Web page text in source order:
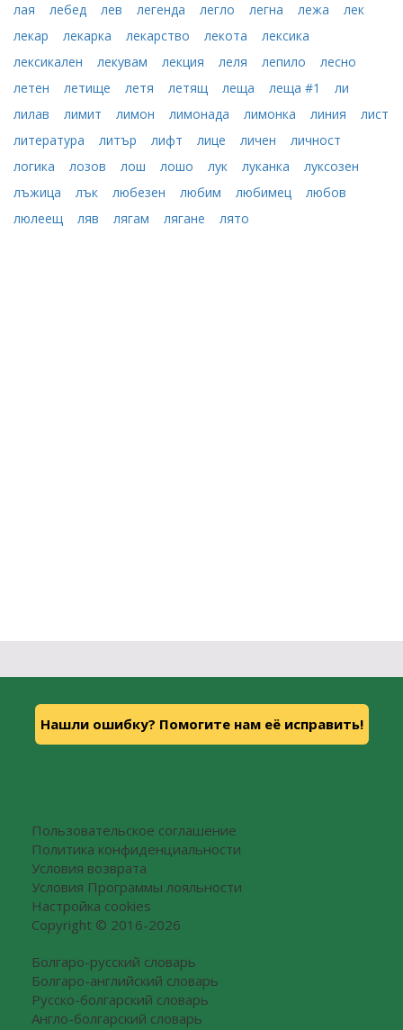
лая
лебед лев легенда легло легна лежа
лек
лекар
лекарка лекарство лекота
лексика
лексикален
лекувам лекция леля лепило
лесно
летен
летище летя летящ леща леща #1
ли
лилав
лимит лимон лимонада лимонка линия
лист
литература
литър лифт лице личен
личност
логика
лозов лош лошо лук луканка
луксозен
лъжица
лък любезен любим любимец
любов
люлеещ
ляв лягам лягане лято
Нашли ошибку? Помогите нам её исправить!
Пользовательское соглашение
Политика конфиденциальности
Условия возврата
Условия Программы лояльности
Настройка cookies
Copyright © 2016-2026
Болгаро-русский словарь
Болгаро-английский словарь
Русско-болгарский словарь
Англо-болгарский словарь